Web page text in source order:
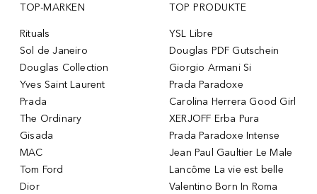
TOP-MARKEN
Rituals
Sol de Janeiro
Douglas Collection
Yves Saint Laurent
Prada
The Ordinary
Gisada
MAC
Tom Ford
Dior
TOP PRODUKTE
YSL Libre
Douglas PDF Gutschein
Giorgio Armani Si
Prada Paradoxe
Carolina Herrera Good Girl
XERJOFF Erba Pura
Prada Paradoxe Intense
Jean Paul Gaultier Le Male
Lancôme La vie est belle
Valentino Born In Roma